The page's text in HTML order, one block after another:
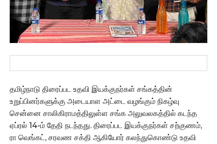
தமிழ்நாடு திரைப்பட உதவி இயக்குநர்கள் சங்கத்தின்
உறுப்பினர்களுக்கு அடையாள அட்டை வழங்கும் நிகழ்வு
சென்னை சாலிகிராமத்திலுள்ள சங்க அலுவலகத்தில் கடந்த
ஏப்ரல் 14-ம் தேதி நடந்தது. திரைப்பட இயக்குநர்கள் சற்குணம்,
ரா வெங்கட், சரவண சக்தி ஆகியோர் கலந்துகொண்டு உதவி